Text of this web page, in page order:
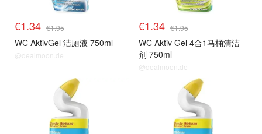
€1.34 €1.95
WC AktivGel 洁厕液 750ml
@dealmoon.de
€1.34 €1.95
WC Aktiv Gel 4合1马桶清洁
剂 750ml
@dealmoon.de